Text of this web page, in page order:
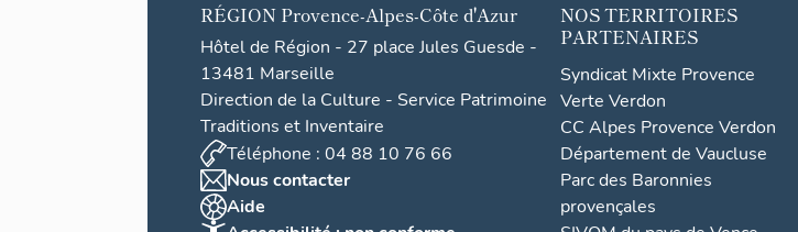
RÉGION Provence-Alpes-Côte d'Azur
Hôtel de Région - 27 place Jules Guesde -
13481 Marseille
Direction de la Culture - Service Patrimoine
Traditions et Inventaire
Téléphone : 04 88 10 76 66
Nous contacter
Aide
NOS TERRITOIRES
PARTENAIRES
Syndicat Mixte Provence
Verte Verdon
CC Alpes Provence Verdon
Département de Vaucluse
Parc des Baronnies
provençales